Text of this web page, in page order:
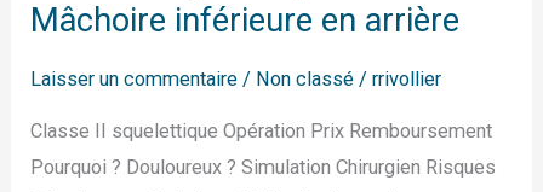
Mâchoire inférieure en arrière
Laisser un commentaire / Non classé /rrivollier
Classe II squelettique Opération Prix Remboursement
Pourquoi ? Douloureux ? Simulation Chirurgien Risques